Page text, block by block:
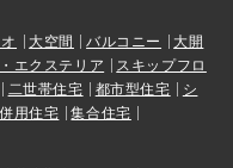
大空間 バルコニー
大開
エクステリア
スキップフロ
二世帯住宅 都市型住宅
シ
用住宅
集合住宅